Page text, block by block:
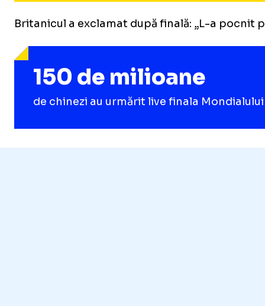
Britanicul a exclamat după finală: „L-a pocnit
150 de milioane
de chinezi au urmărit live finala